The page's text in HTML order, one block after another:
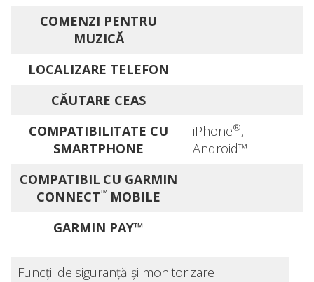
COMENZI PENTRU
MUZICĂ
LOCALIZARE TELEFON
CĂUTARE CEAS
COMPATIBILITATE CU
SMARTPHONE
iPhone®,
Android™
COMPATIBIL CU GARMIN
CONNECT™MOBILE
GARMIN PAY™
Funcţii de siguranţă şi monitorizare